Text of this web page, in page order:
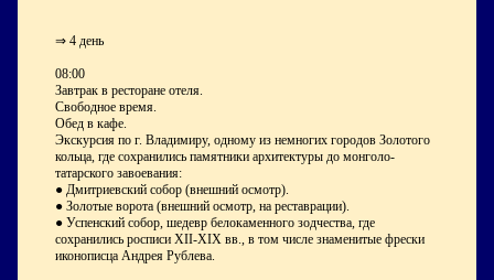
⇒ 4 день
08:00
Завтрак в ресторане отеля.
Свободное время.
Обед в кафе.
Экскурсия по г. Владимиру, одному из немногих городов Золотого
кольца, где сохранились памятники архитектуры до монголо-
татарского завоевания:
● Дмитриевский собор (внешний осмотр).
● Золотые ворота (внешний осмотр, на реставрации).
● Успенский собор, шедевр белокаменного зодчества, где
сохранились росписи XII-XIX вв., в том числе знаменитые фрески
иконописца Андрея Рублева.